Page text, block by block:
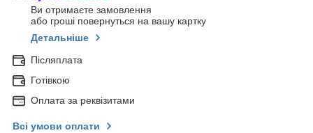
Ви отримаєте замовлення
або гроші повернуться на вашу картку
Детальніше
Післяплата
Готівкою
Оплата за реквізитами
Всі умови оплати